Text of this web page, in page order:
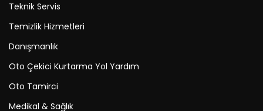
Teknik Servis
Temizlik Hizmetleri
Danışmanlık
Oto Çekici Kurtarma Yol Yardım
Oto Tamirci
Medikal & Sağlık